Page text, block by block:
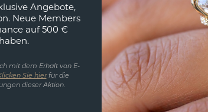
Angebote,
Neue Members
auf 500 €
mit dem Erhalt von E-
Sie hierfür die
dieser Aktion.